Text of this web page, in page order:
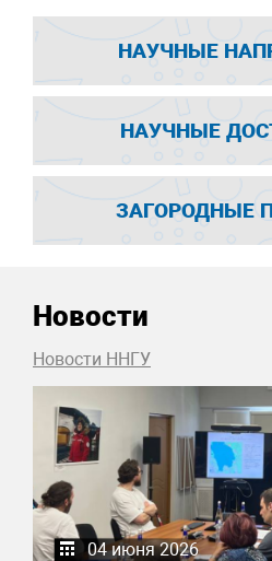
НАУЧНЫЕ
НАУЧНЫЕ
ЗАГОРОДНЫЕ
Новости
Новости ННГУ
04 июня 2026